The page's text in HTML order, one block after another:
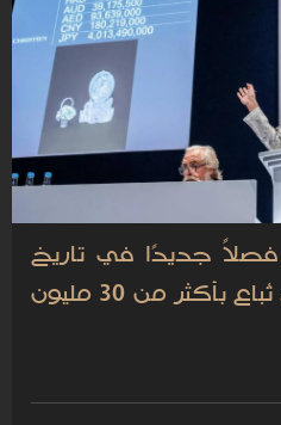
جديدًا في تاريخ
فابرجيه.. بيضة الشتاء تُباع بأكثر من 30 مليون